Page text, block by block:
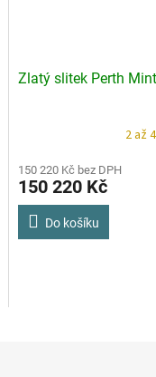
Zlatý slitek Perth
2 až
150 220 Kč bez DPH
150 220 Kč
Do košíku